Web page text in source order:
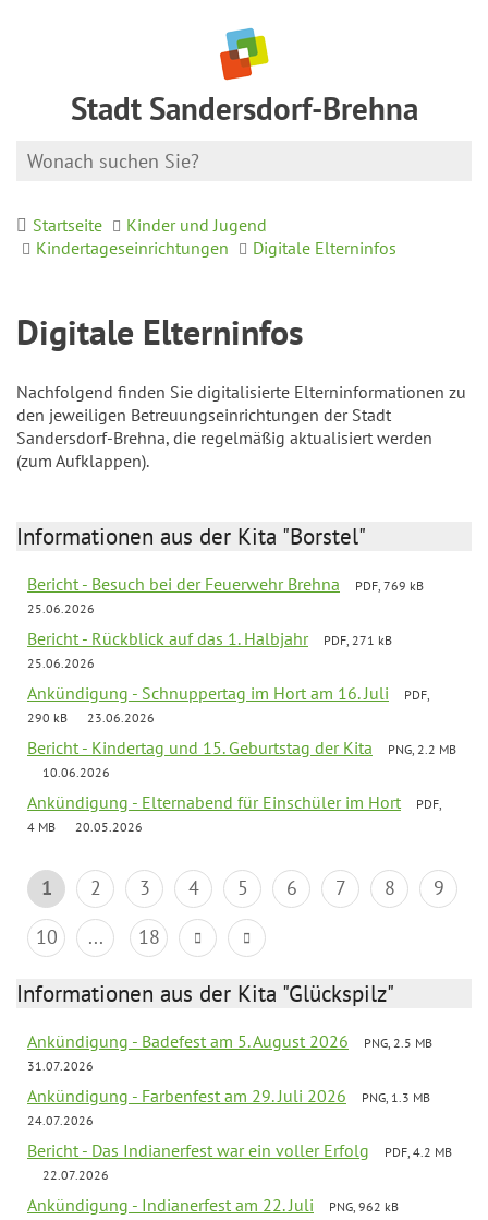
Stadt Sandersdorf-Brehna
Startseite
Kinder und Jugend
Kindertageseinrichtungen
Digitale Elterninfos
Digitale Elterninfos
Nachfolgend finden Sie digitalisierte Elterninformationen zu
den jeweiligen Betreuungseinrichtungen der Stadt
Sandersdorf-Brehna, die regelmäßig aktualisiert werden
(zum Aufklappen).
Informationen aus der Kita "Borstel"
Bericht - Besuch bei der Feuerwehr Brehna
PDF, 769 kB
25.06.2026
Bericht - Rückblick auf das 1. Halbjahr
PDF, 271 kB
25.06.2026
Ankündigung - Schnuppertag im Hort am 16. Juli
PDF,
290 kB
23.06.2026
Bericht - Kindertag und 15. Geburtstag der Kita
PNG, 2.2 MB
10.06.2026
Ankündigung - Elternabend für Einschüler im Hort
PDF,
4 MB
20.05.2026
1 2 3 4 5 6 7 8
9
10
... 18
Informationen aus der Kita "Glückspilz"
Ankündigung - Badefest am 5. August 2026
PNG, 2.5 MB
31.07.2026
Ankündigung - Farbenfest am 29. Juli 2026
PNG, 1.3 MB
24.07.2026
Bericht - Das Indianerfest war ein voller Erfolg
PDF, 4.2 MB
22.07.2026
Ankündigung - Indianerfest am 22. Juli
PNG, 962 kB